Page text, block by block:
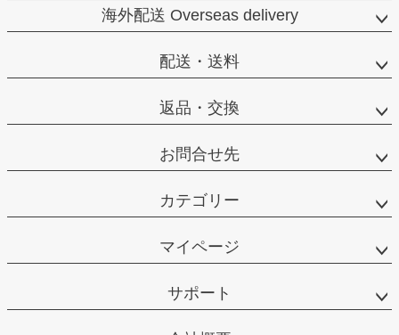
海外配送 Overseas delivery
配送・送料
返品・交換
お問合せ先
カテゴリー
マイページ
サポート